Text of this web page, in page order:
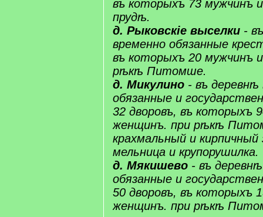
въ которыхъ 73 мужчинъ
прудѣ.
д. ​​Рыковскіе​ выселки -
временно ​обязанные​
въ которыхъ 20 мужчинъ
рѣкѣ ​​Питомше​.
д. Микулино - въ деревнѣ
обязанные​ и
32 дворовъ, въ которыхъ
женщинъ. при рѣкѣ
крахмальный и
мельница и крупорушилка.
д. ​​Мякишево​ - въ
обязанные​ и
50 дворовъ, въ которыхъ
женщинъ. при рѣкѣ